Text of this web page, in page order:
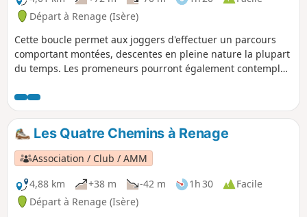
Départ à Renage (Isère)
Cette boucle permet aux joggers d'effectuer un parcours
comportant montées, descentes en pleine nature la plupart
du temps. Les promeneurs pourront également contempler
Les Quatre Chemins à Renage
Association / Club / AMM
4,88 km
+38 m -42 m 1h 30
Facile
Départ à Renage (Isère)